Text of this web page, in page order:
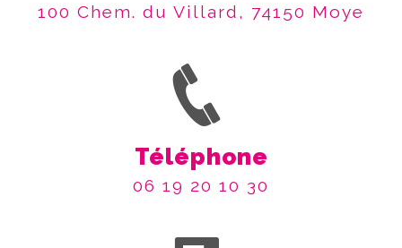
100 Chem. du Villard, 74150 Moye
Téléphone
06 19 20 10 30